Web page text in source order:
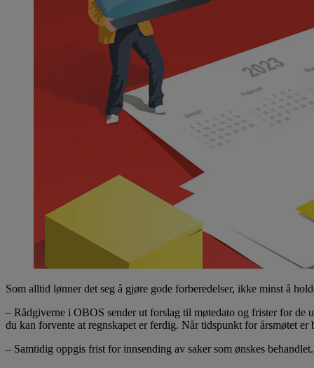
Som alltid lønner det seg å gjøre gode forberedelser, ikke minst å
– Rådgiverne i OBOS sender ut forslag til møtedato og frister for de
du kan forvente at regnskapet er ferdig. Når tidspunkt for årsmøtet
– Samtidig oppgis frist for innsending av saker som ønskes